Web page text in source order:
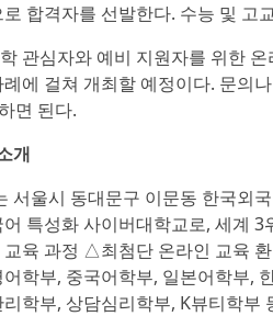
합격자를 선발한다. 수능 및 고
관심자와 예비 지원자를 위한
에 걸쳐 개최할 예정이다. 문의
면 된다.
개
서울시 동대문구 이문동 한국외
특성화 사이버대학교로, 세계
육 과정 △최첨단 온라인 교육
학부, 중국어학부, 일본어학부,
학부, 상담심리학부, K뷰티학